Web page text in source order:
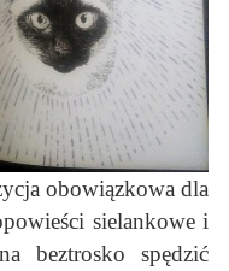
obowiązkowa dla
sielankowe i
beztrosko spędzić